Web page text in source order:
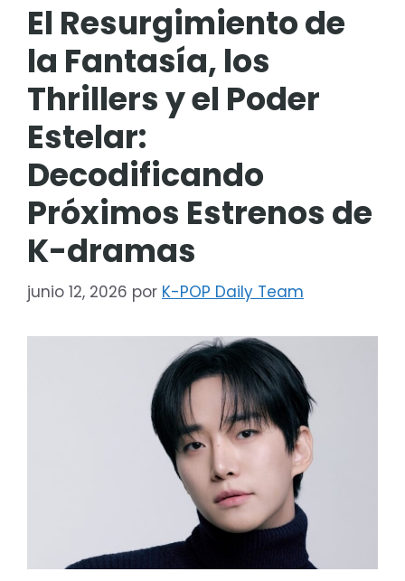
El Resurgimiento de
la Fantasía, los
Thrillers y el Poder
Estelar:
Decodificando
Próximos Estrenos de
K-dramas
junio 12, 2026 por K-POP Daily Team